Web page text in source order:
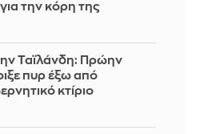
την κόρη της
Ταϊλάνδη: Πρώην
πυρ έξω από
κτίριο